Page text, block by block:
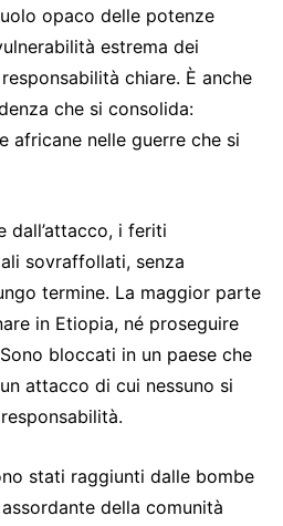
opaco delle potenze
estrema dei
chiare. È anche
che si consolida:
africane nelle guerre che si
dall’attacco, i feriti
sovraffollati, senza
termine. La maggior parte
in Etiopia, né proseguire
bloccati in un paese che
attacco di cui nessuno si
stati raggiunti dalle bombe
della comunità